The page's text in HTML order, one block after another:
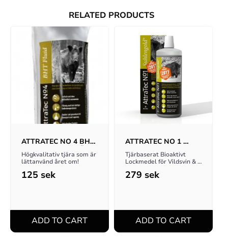
RELATED PRODUCTS
ATTRATEC NO 4 BHT
FLUID VINTERTJÄRA
1KG
Högkvalitativ tjära som är
lättanvänd året om!
125 sek
ATTRATEC NO 1
SUHLENGOLD
VERSION 2017
Tjärbaserat Bioaktivt
Lockmedel för Vildsvin &
279 sek